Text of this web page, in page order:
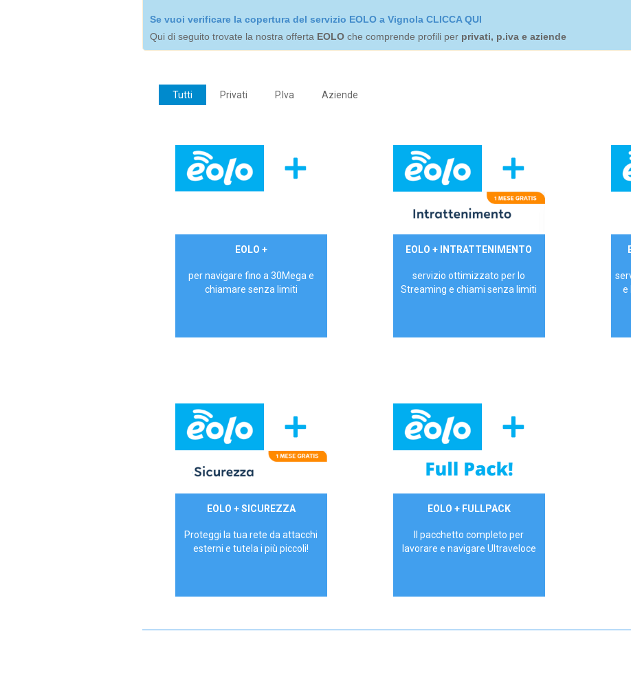
Se vuoi verificare la copertura del servizio EOLO a Vignola CLICCA QUI
Qui di seguito trovate la nostra offerta EOLO che comprende profili per privati, p.iva e aziende
Tutti Privati P.Iva Aziende
€ 24,90/meseEOLO +
per navigare fino a 30Mega e
chiamare senza limiti
29,90€/mese
EOLO + INTRATTENIMENTO
servizio ottimizzato per lo
Streaming e chiami senza limiti
e
29,90€/mese
EOLO + SICUREZZA
Proteggi la tua rete da attacchi
esterni e tutela i più piccoli!
34,90 €/meseEOLO + FULLPACK
Il pacchetto completo per
lavorare e navigare Ultraveloce